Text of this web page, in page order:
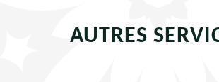
AUTRES